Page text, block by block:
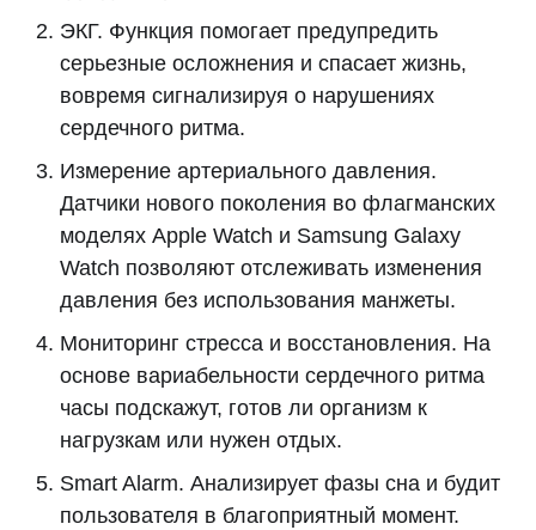
ЭКГ. Функция помогает предупредить
серьезные осложнения и спасает жизнь,
вовремя сигнализируя о нарушениях
сердечного ритма.
Измерение артериального давления.
Датчики нового поколения во флагманских
моделях Apple Watch и Samsung Galaxy
Watch позволяют отслеживать изменения
давления без использования манжеты.
Мониторинг стресса и восстановления. На
основе вариабельности сердечного ритма
часы подскажут, готов ли организм к
нагрузкам или нужен отдых.
Smart Alarm. Анализирует фазы сна и будит
пользователя в благоприятный момент.